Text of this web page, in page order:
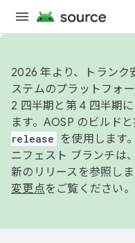
2026 年より、トランク
ステムのプラットフォ
2 四半期と第 4 四半期
ます。AOSP のビルドと
release
を使用します。
ニフェスト ブランチは
新のリリースを参照し
変更点をご覧ください。